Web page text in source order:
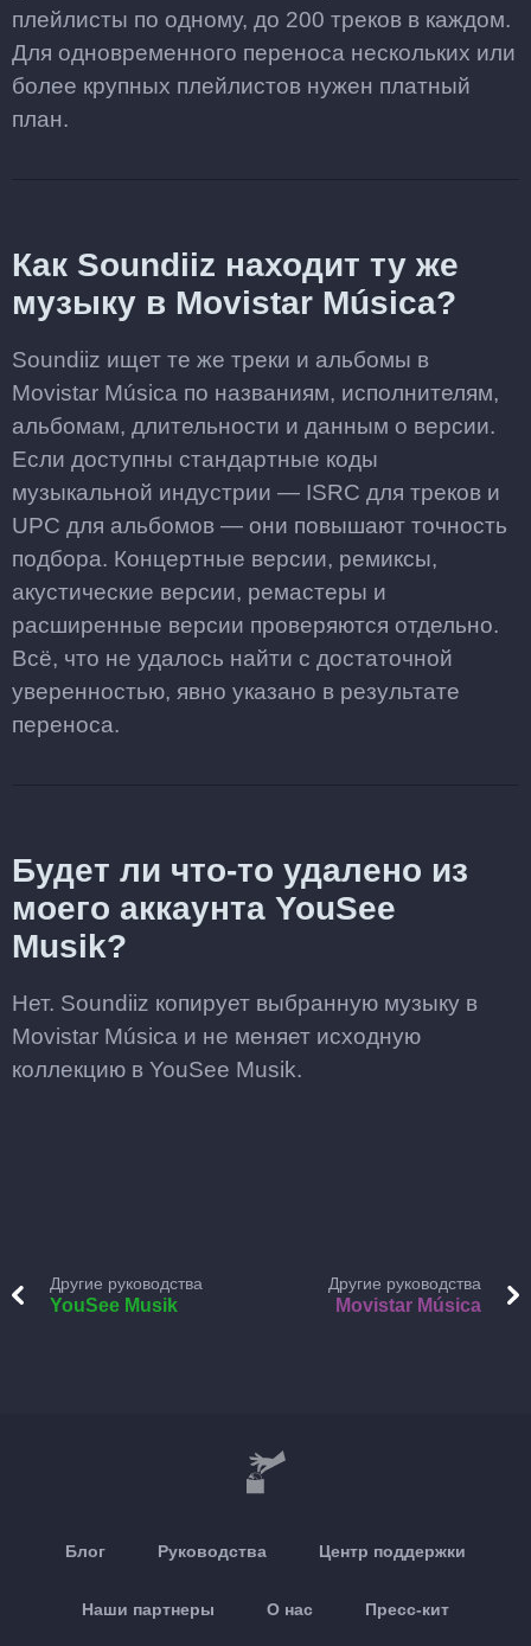
плейлисты по одному, до 200 треков в каждом.
Для одновременного переноса нескольких или
более крупных плейлистов нужен платный
план.
Как Soundiiz находит ту же
музыку в Movistar Música?
Soundiiz ищет те же треки и альбомы в
Movistar Música по названиям, исполнителям,
альбомам, длительности и данным о версии.
Если доступны стандартные коды
музыкальной индустрии — ISRC для треков и
UPC для альбомов — они повышают точность
подбора. Концертные версии, ремиксы,
акустические версии, ремастеры и
расширенные версии проверяются отдельно.
Всё, что не удалось найти с достаточной
уверенностью, явно указано в результате
переноса.
Будет ли что-то удалено из
моего аккаунта YouSee
Musik?
Нет. Soundiiz копирует выбранную музыку в
Movistar Música и не меняет исходную
коллекцию в YouSee Musik.
Другие руководства
YouSee Musik
Другие руководства
Movistar Música
Блог Руководства Центр поддержки
Наши партнеры О нас Пресс-кит